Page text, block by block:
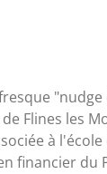
Flines les
à
financier du